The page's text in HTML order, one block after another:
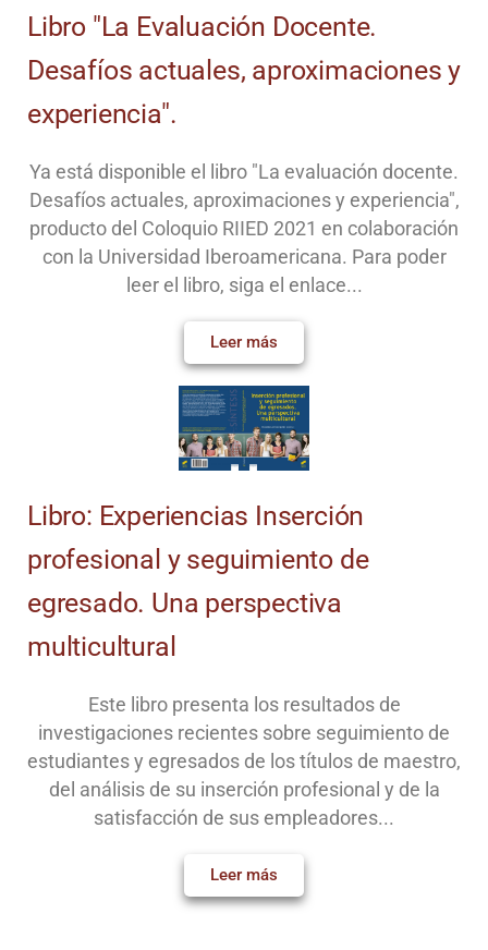
Libro "La Evaluación Docente.
Desafíos actuales, aproximaciones y
experiencia".
Ya está disponible el libro "La evaluación docente.
Desafíos actuales, aproximaciones y experiencia",
producto del Coloquio RIIED 2021 en colaboración
con la Universidad Iberoamericana. Para poder
leer el libro, siga el enlace...
Leer más
Libro: Experiencias Inserción
profesional y seguimiento de
egresado. Una perspectiva
multicultural
Este libro presenta los resultados de
investigaciones recientes sobre seguimiento de
estudiantes y egresados de los títulos de maestro,
del análisis de su inserción profesional y de la
satisfacción de sus empleadores...
Leer más